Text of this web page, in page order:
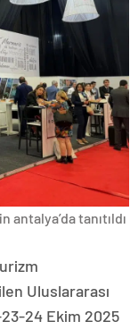
antalya’da tanıtıldı
Uluslararası
23-24 Ekim 2025